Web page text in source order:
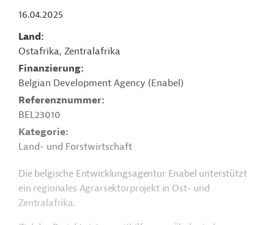
16.04.2025
Land
Ostafrika, Zentralafrika
Finanzierung
Belgian Development Agency (Enabel)
Referenznummer
BEL23010
Kategorie
Land- und Forstwirtschaft
Die belgische Entwicklungsagentur Enabel unterstützt
ein regionales Agrarsektorprojekt in Ost- und
Zentralafrika.